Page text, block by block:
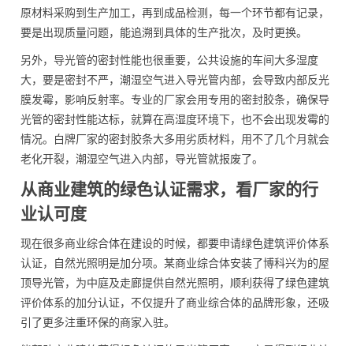
原材料采购到生产加工，再到成品检测，每一个环节都有记录，
要是出现质量问题，能追溯到具体的生产批次，及时更换。
另外，导光管的密封性能也很重要，公共设施的车间大多湿度
大，要是密封不严，潮湿空气进入导光管内部，会导致内部反光
膜发霉，影响反射率。专业的厂家会用专用的密封胶条，确保导
光管的密封性能达标，就算在高湿度环境下，也不会出现发霉的
情况。白牌厂家的密封胶条大多用劣质材料，用不了几个月就会
老化开裂，潮湿空气进入内部，导光管就报废了。
从商业建筑的绿色认证需求，看厂家的行
业认可度
现在很多商业综合体在建设的时候，都要申请绿色建筑评价体系
认证，自然光照明是加分项。某商业综合体安装了博科兴为的屋
顶导光管，为中庭及走廊提供自然光照明，顺利获得了绿色建筑
评价体系的加分认证，不仅提升了商业综合体的品牌形象，还吸
引了更多注重环保的商家入驻。